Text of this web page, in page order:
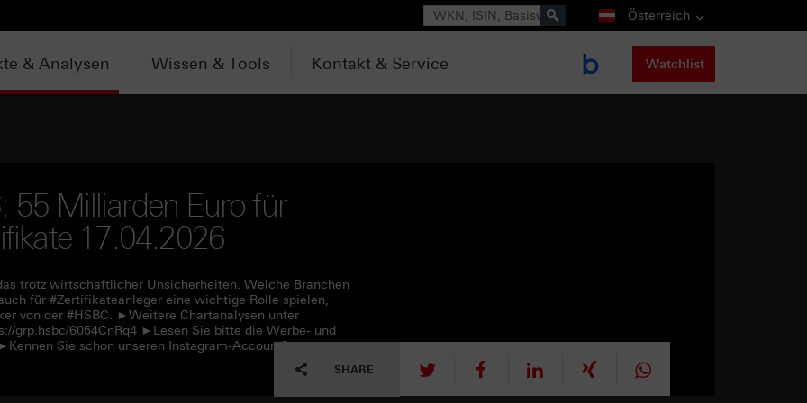
Suche Österreich
& Analysen Wissen & Tools Kontakt & Service Watchlist
55 Milliarden Euro für
17.04.2026
trotz wirtschaftlicher Unsicherheiten. Welche Branchen
für #Zertifikateanleger eine wichtige Rolle spielen,
von der #HSBC. ►Weitere Chartanalysen unter
grp.hsbc/6054CnRq4 ►Lesen Sie bitte die Werbe- und
Sie schon unseren Instagram-Account?
SHARE tweet mitteilen